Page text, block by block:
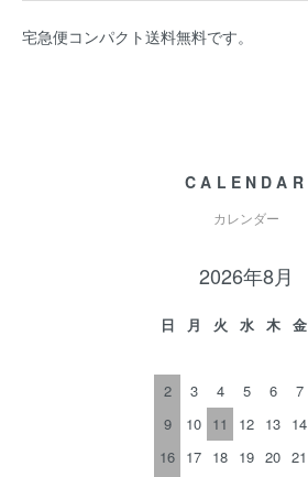
宅急便コンパクト送料無料です。
CALENDAR
カレンダー
2026年8月
日 月 火 水 木 金
2
3 4 5 6 7
9
10 11 12 13 14
16 17 18 19 20 21